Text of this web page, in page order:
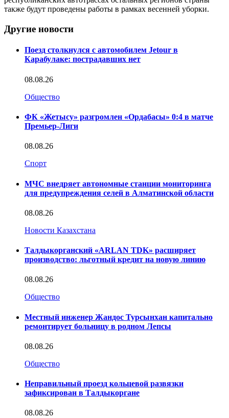
также будут проведены работы в рамках весенней уборки.
Другие новости
Поезд столкнулся с автомобилем Jetour в
Карабулаке: пострадавших нет
08.08.26
Общество
ФК «Жетысу» разгромлен «Ордабасы» 0:4 в матче
Премьер-Лиги
08.08.26
Спорт
МЧС внедряет автономные станции мониторинга
для предупреждения селей в Алматинской области
08.08.26
Новости Казахстана
Талдыкорганский «ARLAN TDK» расширяет
производство: льготный кредит на новую линию
08.08.26
Общество
Местный инженер Жандос Турсынхан капитально
ремонтирует больницу в родном Лепсы
08.08.26
Общество
Неправильный проезд кольцевой развязки
зафиксирован в Талдыкоргане
08.08.26